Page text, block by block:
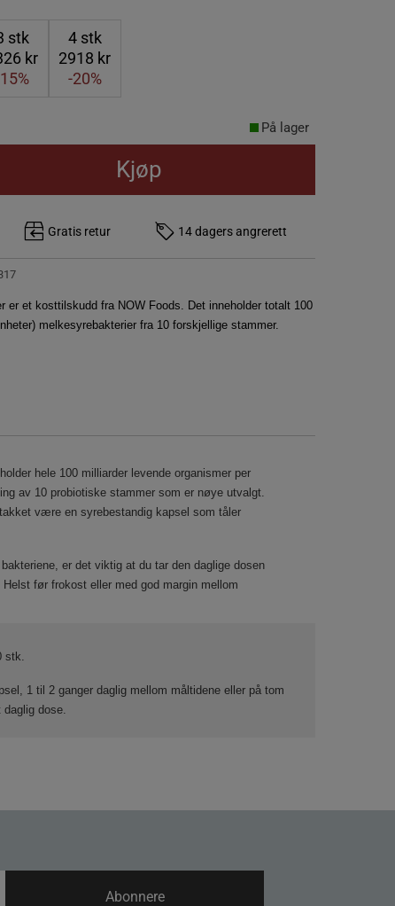
stk
kr
4stk
2918 kr
-20%
På lager
Kjøp
Gratis retur 14 dagers angrerett
er et kosttilskudd fra NOW Foods. Det inneholder totalt 100
melkesyrebakterier fra 10 forskjellige stammer.
hele 100 milliarder levende organismer per
av 10 probiotiske stammer som er nøye utvalgt.
være en syrebestandig kapsel som tåler
er det viktig at du tar den daglige dosen
før frokost eller med god margin mellom
stk.
1 til 2 ganger daglig mellom måltidene eller på tom
daglig dose.
Abonnere